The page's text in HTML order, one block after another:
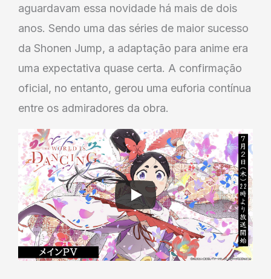
aguardavam essa novidade há mais de dois
anos. Sendo uma das séries de maior sucesso
da Shonen Jump, a adaptação para anime era
uma expectativa quase certa. A confirmação
oficial, no entanto, gerou uma euforia contínua
entre os admiradores da obra.